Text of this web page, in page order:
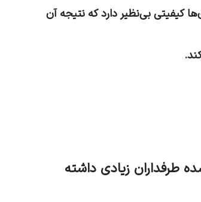
کیفیتی بی‌نظیر دارد که نتیجه آن
طرفداران زیادی داشته